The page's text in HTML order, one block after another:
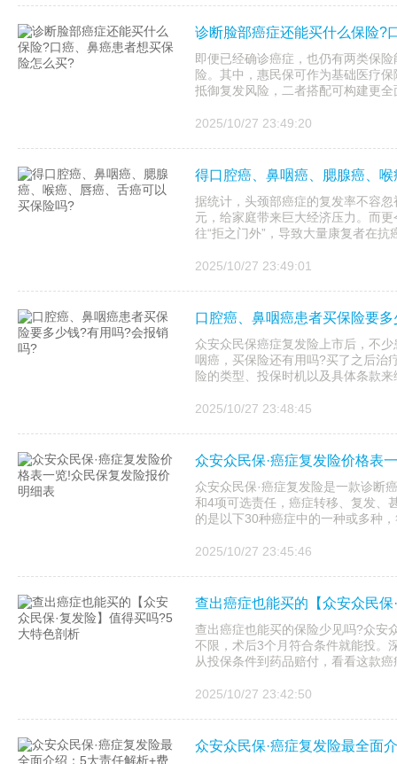
诊断脸部癌症还能买什么保险?
即便已经确诊癌症，也仍有两类保
险。其中，惠民保可作为基础医疗
抵御复发风险，二者搭配可构建更
2025/10/27 23:49:20
得口腔癌、鼻咽癌、腮腺癌、
据统计，头颈部癌症的复发率不容
元，给家庭带来巨大经济压力。而
往“拒之门外”，导致大量康复者在抗
2025/10/27 23:49:01
口腔癌、鼻咽癌患者买保险要
众安众民保癌症复发险上市后，不
咽癌，买保险还有用吗?买了之后治
险的类型、投保时机以及具体条款
2025/10/27 23:48:45
众安众民保·癌症复发险价格表
众安众民保·癌症复发险是一款诊断
和4项可选责任，癌症转移、复发、
的是以下30种癌症中的一种或多种
2025/10/27 23:45:46
查出癌症也能买的【众安众民
查出癌症也能买的保险少见吗?众安
不限，术后3个月符合条件就能投。
从投保条件到药品赔付，看看这款
2025/10/27 23:42:50
众安众民保·癌症复发险最全面